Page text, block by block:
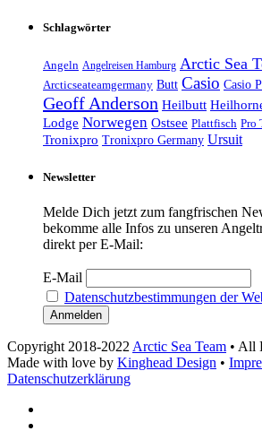
Schlagwörter
Angeln Angelreisen Hamburg Arctic Sea
Arcticseateamgermany Butt Casio Casio
Geoff Anderson Heilbutt
Lodge Norwegen Ostsee Plattfisch Pro
Tronixpro Tronixpro Germany Ursuit
Newsletter
Melde Dich jetzt zum fangfrischen
bekomme alle Infos zu unseren
direkt per E-Mail:
E-Mail
Datenschutzbestimmungen der
Copyright 2018-2022 Arctic Sea Team • All
Made with love by Kinghead Design •
Datenschutzerklärung